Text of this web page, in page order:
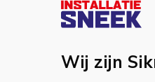
Wij zijn